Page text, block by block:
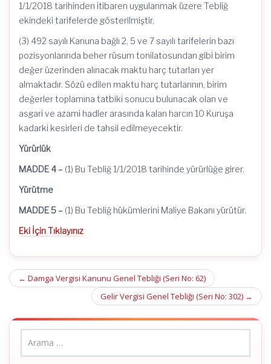
1/1/2018 tarihinden itibaren uygulanmak üzere Tebliğ
ekindeki tarifelerde gösterilmiştir.
(3) 492 sayılı Kanuna bağlı 2, 5 ve 7 sayılı tarifelerin bazı
pozisyonlarında beher rüsum tonilatosundan gibi birim
değer üzerinden alınacak maktu harç tutarları yer
almaktadır. Sözü edilen maktu harç tutarlarının, birim
değerler toplamına tatbiki sonucu bulunacak olan ve
asgari ve azami hadler arasında kalan harcın 10 Kuruşa
kadarki kesirleri de tahsil edilmeyecektir.
Yürürlük
MADDE 4 – (1) Bu Tebliğ 1/1/2018 tarihinde yürürlüğe girer.
Yürütme
MADDE 5 – (1) Bu Tebliğ hükümlerini Maliye Bakanı yürütür.
Eki İçin Tıklayınız
Post
navigation
← Damga Vergisi Kanunu Genel Tebliği (Seri No: 62)
Gelir Vergisi Genel Tebliği (Seri No: 302) →